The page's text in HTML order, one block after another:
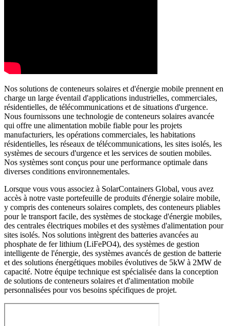
Nos solutions de conteneurs solaires et d'énergie mobile prennent en
charge un large éventail d'applications industrielles, commerciales,
résidentielles, de télécommunications et de situations d'urgence.
Nous fournissons une technologie de conteneurs solaires avancée
qui offre une alimentation mobile fiable pour les projets
manufacturiers, les opérations commerciales, les habitations
résidentielles, les réseaux de télécommunications, les sites isolés, les
systèmes de secours d'urgence et les services de soutien mobiles.
Nos systèmes sont conçus pour une performance optimale dans
diverses conditions environnementales.
Lorsque vous vous associez à SolarContainers Global, vous avez
accès à notre vaste portefeuille de produits d'énergie solaire mobile,
y compris des conteneurs solaires complets, des conteneurs pliables
pour le transport facile, des systèmes de stockage d'énergie mobiles,
des centrales électriques mobiles et des systèmes d'alimentation pour
sites isolés. Nos solutions intègrent des batteries avancées au
phosphate de fer lithium (LiFePO4), des systèmes de gestion
intelligente de l'énergie, des systèmes avancés de gestion de batterie
et des solutions énergétiques mobiles évolutives de 5kW à 2MW de
capacité. Notre équipe technique est spécialisée dans la conception
de solutions de conteneurs solaires et d'alimentation mobile
personnalisées pour vos besoins spécifiques de projet.